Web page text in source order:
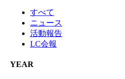
すべて
ニュース
活動報告
LC会報
YEAR